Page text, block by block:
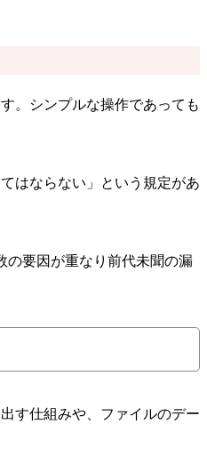
。シンプルな操作であっても
はならない」という規定があ
の要因が重なり前代未聞の漏
す仕組みや、ファイルのデー